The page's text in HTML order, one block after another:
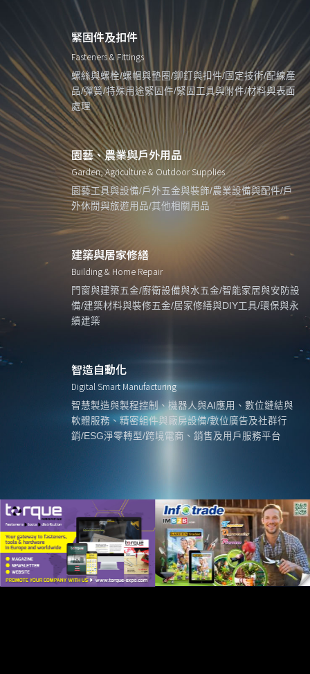
緊固件及扣件
Fasteners & Fittings
螺絲與螺栓/螺帽與墊圈/鉚釘與扣件/固定技術/配線產
品/彈簧/特殊用途緊固件/緊固工具與附件/材料與表面
處理
園藝、農業與戶外用品
Garden, Agriculture & Outdoor Supplies
園藝工具與設備/戶外五金與裝飾/農業設備與配件/戶
外休閒與旅遊用品/其他相關用品
建築與居家修繕
Building & Home Repair
門窗與建築五金/廚衛設備與水五金/智能家居與安防設
備/建築材料與裝修五金/居家修繕與DIY工具/環保與永
續建築
智造自動化
Digital Smart Manufacturing
智慧製造與製程控制、機器人與AI應用、數位鏈結與
軟體服務、精密組件與廠房設備/數位廣告及社群行
銷/ESG淨零轉型/跨境電商、銷售及用戶服務平台